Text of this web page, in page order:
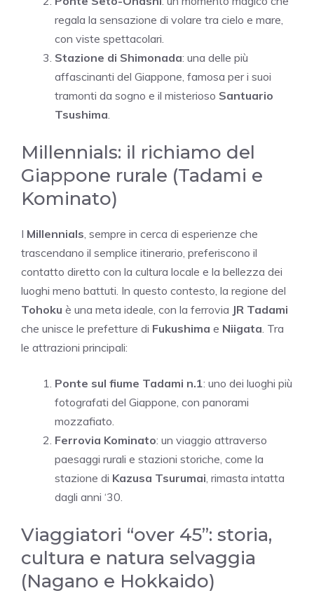
regala la sensazione di volare tra cielo e mare,
con viste spettacolari.
Stazione di Shimonada: una delle più
affascinanti del Giappone, famosa per i suoi
tramonti da sogno e il misterioso Santuario
Tsushima
Millennials: il richiamo del
Giappone rurale (Tadami e
Kominato)
I Millennials , sempre in cerca di esperienze che
trascendano il semplice itinerario, preferiscono il
contatto diretto con la cultura locale e la bellezza dei
luoghi meno battuti. In questo contesto, la regione del
Tohoku è una meta ideale, con la ferrovia JR Tadami
che unisce le prefetture di Fukushima e Niigata . Tra
le attrazioni principali:
Ponte sul fiume Tadami n.1: uno dei luoghi più
fotografati del Giappone, con panorami
mozzafiato.
Ferrovia Kominato: un viaggio attraverso
paesaggi rurali e stazioni storiche, come la
stazione di Kazusa Tsurumai , rimasta intatta
dagli anni ‘30.
Viaggiatori “over 45”: storia,
cultura e natura selvaggia
(Nagano e Hokkaido)